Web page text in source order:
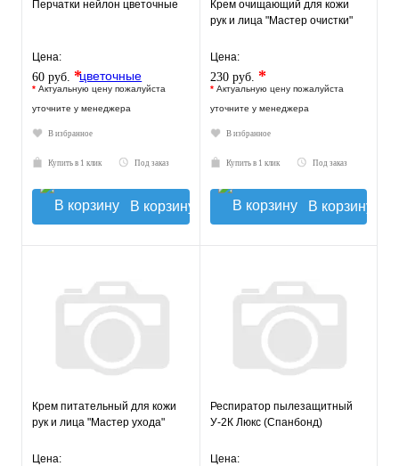
Перчатки нейлон цветочные
Цена:
60 руб. *
* Актуальную цену пожалуйста
уточните у менеджера
В избранное
Купить в 1 клик Под заказ
В корзину
Крем очищающий для кожи
рук и лица "Мастер очистки"
Цена:
230 руб. *
* Актуальную цену пожалуйста
уточните у менеджера
В избранное
Купить в 1 клик Под заказ
В корзину
Крем питательный для кожи
рук и лица "Мастер ухода"
Цена:
Респиратор пылезащитный
У-2К Люкс (Спанбонд)
Цена: